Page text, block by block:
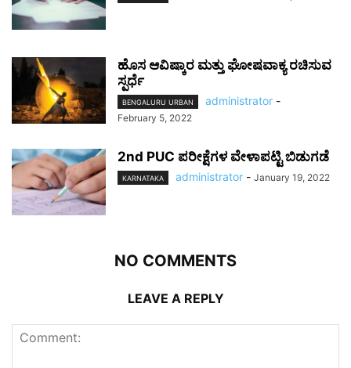
ಹೊಸ ಆವಿಷ್ಕಾರ ಮತ್ತು ಘೋಷವಾಕ್ಯ ರಚಿಸುವ
ಸ್ಪರ್ಧೆ
BENGALURU URBAN administrator -
February 5, 2022
2nd PUC ಪರೀಕ್ಷೆಗಳ ವೇಳಾಪಟ್ಟಿ ಬಿಡುಗಡೆ
KARNATAKA administrator - January 19, 2022
NO COMMENTS
LEAVE A REPLY